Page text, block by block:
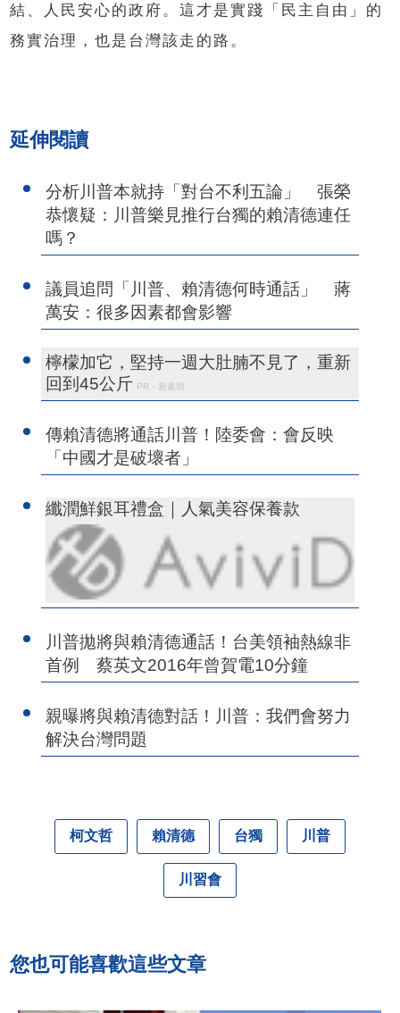
結、人民安心的政府。這才是實踐「民主自由」的
務實治理，也是台灣該走的路。
延伸閱讀
分析川普本就持「對台不利五論」 張榮
恭懷疑：川普樂見推行台獨的賴清德連任
嗎？
議員追問「川普、賴清德何時通話」 蔣
萬安：很多因素都會影響
檸檬加它，堅持一週大肚腩不見了，重新
回到45公斤 PR・新素簡
傳賴清德將通話川普！陸委會：會反映
「中國才是破壞者」
纖潤鮮銀耳禮盒｜人氣美容保養款
川普拋將與賴清德通話！台美領袖熱線非
首例 蔡英文2016年曾賀電10分鐘
親曝將與賴清德對話！川普：我們會努力
解決台灣問題
柯文哲 賴清德 台獨 川普
川習會
您也可能喜歡這些文章